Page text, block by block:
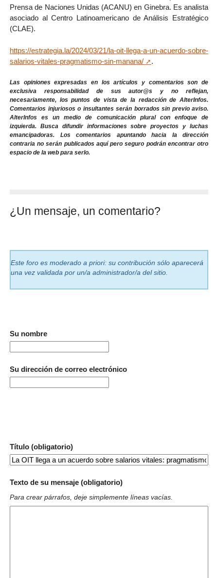
Prensa de Naciones Unidas (ACANU) en Ginebra. Es analista
asociado al Centro Latinoamericano de Análisis Estratégico
(CLAE).
https://estrategia.la/2024/03/21/la-oit-llega-a-un-acuerdo-sobre-
salarios-vitales-pragmatismo-sin-manana/
.
Las opiniones expresadas en los artículos y comentarios son de
exclusiva responsabilidad de sus autor@s y no reflejan,
necesariamente, los puntos de vista de la redacción de AlterInfos.
Comentarios injuriosos o insultantes serán borrados sin previo aviso.
AlterInfos es un medio de comunicación plural con enfoque de
izquierda. Busca difundir informaciones sobre proyectos y luchas
emancipadoras. Los comentarios apuntando hacia la dirección
contraria no serán publicados aquí pero seguro podrán encontrar otro
espacio de la web para serlo.
¿Un mensaje, un comentario?
Este foro es moderado a priori: su contribución sólo aparecerá
una vez validada por un/a administrador/a del sitio.
Su nombre
Su dirección de correo electrónico
Título (obligatorio)
Texto de su mensaje (obligatorio)
Para crear párrafos, deje simplemente líneas vacías.